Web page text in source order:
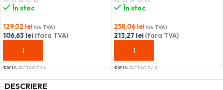
În stoc
129,02 lei (cu TVA)
106,63 lei (fara TVA)
ADAUGĂ ÎN COȘ
SKU:FC169724
În stoc
258,06 lei (cu TVA)
213,27 lei (fara TVA)
ADAUGĂ ÎN COȘ
SKU:FC169748
DESCRIERE